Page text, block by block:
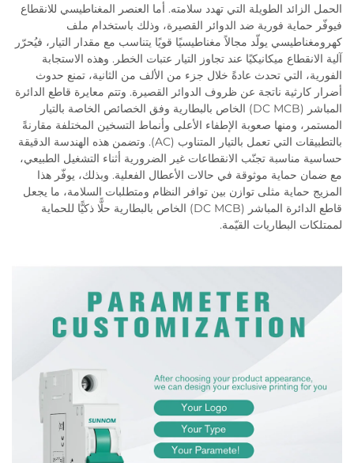
الحمل الزائد الطويلة التي تهدد سلامته. أما العنصر المغناطيسي للانقطاع
فيوفّر حماية فورية ضد الدوائر القصيرة، وذلك باستخدام ملف
كهرومغناطيسي يولّد مجالاً مغناطيسيًا قويًا يتناسب مع مقدار التيار، فيُحرّر
آلية الانقطاع ميكانيكيًا عند تجاوز التيار عتبات الخطر. وهذه الاستجابة
الفورية، التي تحدث عادةً خلال جزء من الألف من الثانية، تمنع حدوث
أضرار كارثية ناتجة عن ظروف الدوائر القصيرة. وتتم معايرة قاطع الدائرة
المباشر (DC MCB) الخاص بالبطارية وفق الخصائص الخاصة بالتيار
المستمر، ومنها صعوبة الإطفاء الأعلى وأنماط التسخين المختلفة مقارنةً
بالتطبيقات التي تعمل بالتيار المتناوب (AC). وتضمن هذه الهندسة الدقيقة
حساسية مناسبة تجنّب الانقطاعات غير الضرورية أثناء التشغيل الطبيعي،
مع ضمان حماية موثوقة في حالات الأعطال الفعلية. وبذلك، يوفّر هذا
المزيج حماية مثلى توازن بين توافر النظام ومتطلبات السلامة، ما يجعل
قاطع الدائرة المباشر (DC MCB) الخاص بالبطارية حلًّا ذكيًّا للحماية
لممتلكات البطاريات القيّمة.